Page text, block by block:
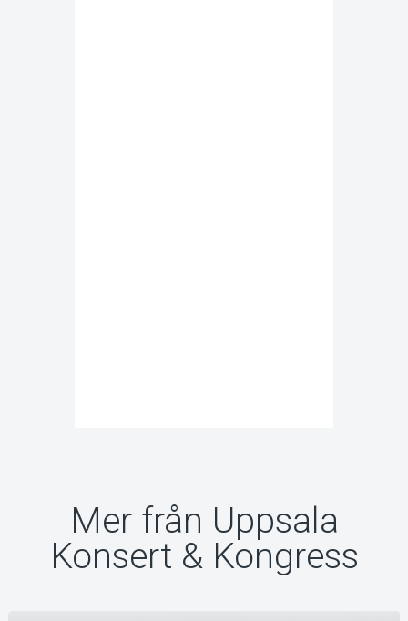
Mer från Uppsala
Konsert & Kongress